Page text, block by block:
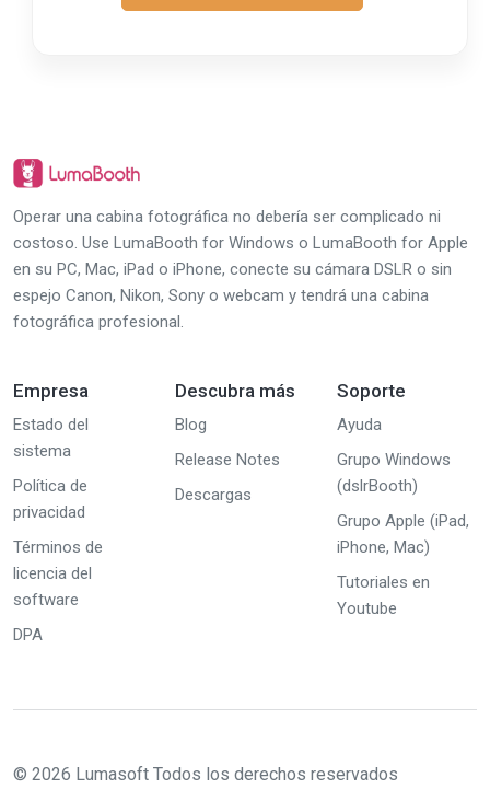
Operar una cabina fotográfica no debería ser complicado ni
costoso. Use LumaBooth for Windows o LumaBooth for Apple
en su PC, Mac, iPad o iPhone, conecte su cámara DSLR o sin
espejo Canon, Nikon, Sony o webcam y tendrá una cabina
fotográfica profesional.
Empresa
Estado del
sistema
Política de
privacidad
Términos de
licencia del
software
DPA
Descubra más
Blog
Release Notes
Descargas
Soporte
Ayuda
Grupo Windows
(dslrBooth)
Grupo Apple (iPad,
iPhone, Mac)
Tutoriales en
Youtube
© 2026 Lumasoft Todos los derechos reservados